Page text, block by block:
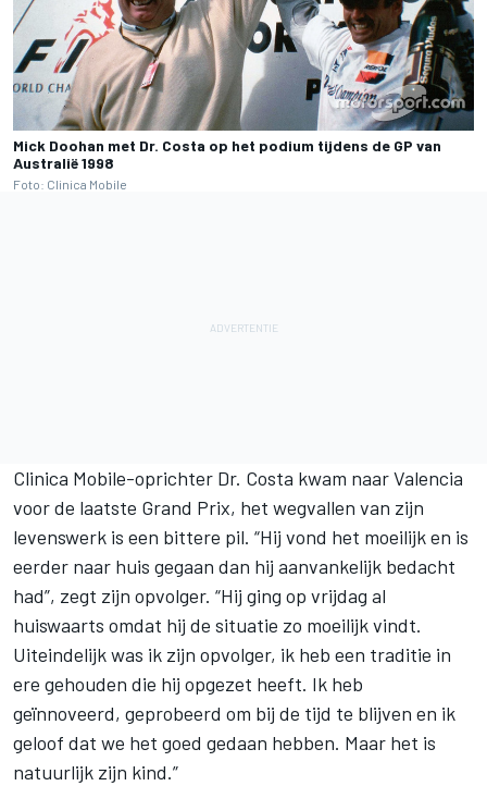
Mick Doohan met Dr. Costa op het podium tijdens de GP van
Australië 1998
Foto: Clinica Mobile
Clinica Mobile-oprichter Dr. Costa kwam naar Valencia
voor de laatste Grand Prix, het wegvallen van zijn
levenswerk is een bittere pil. “Hij vond het moeilijk en is
eerder naar huis gegaan dan hij aanvankelijk bedacht
had”, zegt zijn opvolger. “Hij ging op vrijdag al
huiswaarts omdat hij de situatie zo moeilijk vindt.
Uiteindelijk was ik zijn opvolger, ik heb een traditie in
ere gehouden die hij opgezet heeft. Ik heb
geïnnoveerd, geprobeerd om bij de tijd te blijven en ik
geloof dat we het goed gedaan hebben. Maar het is
natuurlijk zijn kind.”